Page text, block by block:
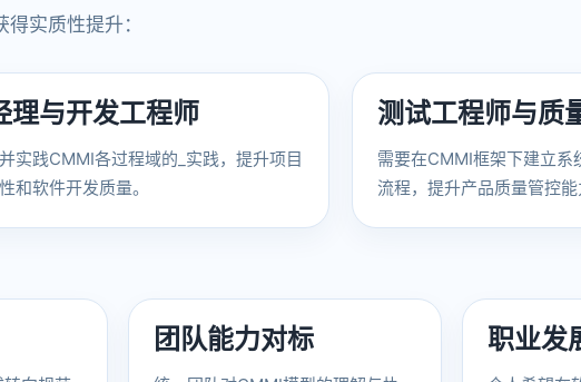
实质性提升：
理与开发工程师
实践CMMI各过程域的_实践，提升项目
和软件开发质量。
测试工程师与质
需要在CMMI框架下建立系
流程，提升产品质量管控能
团队能力对标 职业发